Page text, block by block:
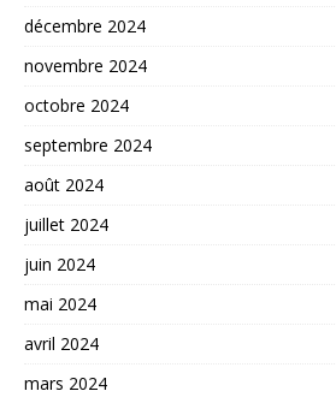
décembre 2024
novembre 2024
octobre 2024
septembre 2024
août 2024
juillet 2024
juin 2024
mai 2024
avril 2024
mars 2024